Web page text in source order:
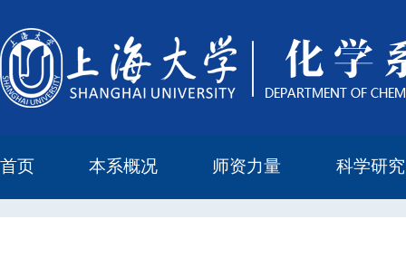
首页 本系概况 师资力量 科学研究